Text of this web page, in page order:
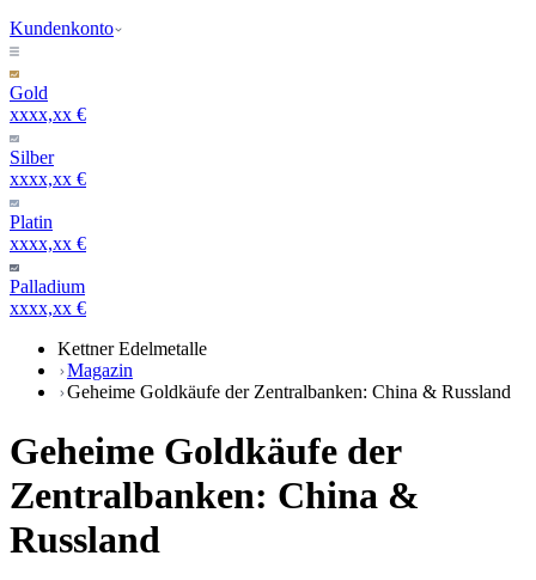
Kundenkonto
Gold
xxxx,xx €
Silber
xxxx,xx €
Platin
xxxx,xx €
Palladium
xxxx,xx €
Kettner Edelmetalle
Magazin
Geheime Goldkäufe der Zentralbanken: China & Russland
Geheime Goldkäufe der
Zentralbanken: China &
Russland